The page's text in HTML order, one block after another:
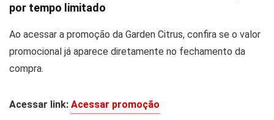
por tempo limitado
Ao acessar a promoção da Garden Citrus, confira se o valor
promocional já aparece diretamente no fechamento da
compra.
Acessar link: Acessar promoção